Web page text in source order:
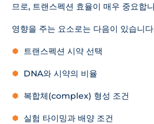
므로, 트랜스펙션 효율이 매우 중요합
영향을 주는 요소로는 다음이 있습니
트랜스펙션 시약 선택
DNA와 시약의 비율
복합체(complex) 형성 조건
실험 타이밍과 배양 조건